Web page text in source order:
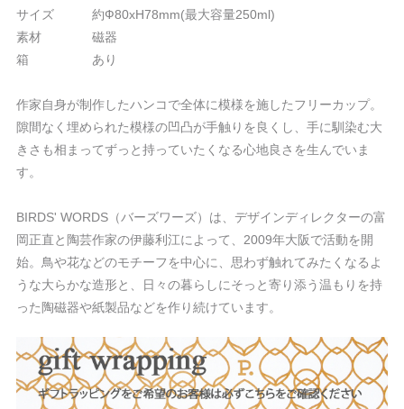
サイズ 約Ф80xH78mm(最大容量250ml)
素材 磁器
箱 あり
作家自身が制作したハンコで全体に模様を施したフリーカップ。
隙間なく埋められた模様の凹凸が手触りを良くし、手に馴染む大
きさも相まってずっと持っていたくなる心地良さを生んでいま
す。
BIRDS' WORDS（バーズワーズ）は、デザインディレクターの富
岡正直と陶芸作家の伊藤利江によって、2009年大阪で活動を開
始。鳥や花などのモチーフを中心に、思わず触れてみたくなるよ
うな大らかな造形と、日々の暮らしにそっと寄り添う温もりを持
った陶磁器や紙製品などを作り続けています。